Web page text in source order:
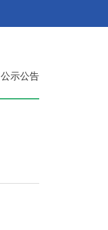
公示公告